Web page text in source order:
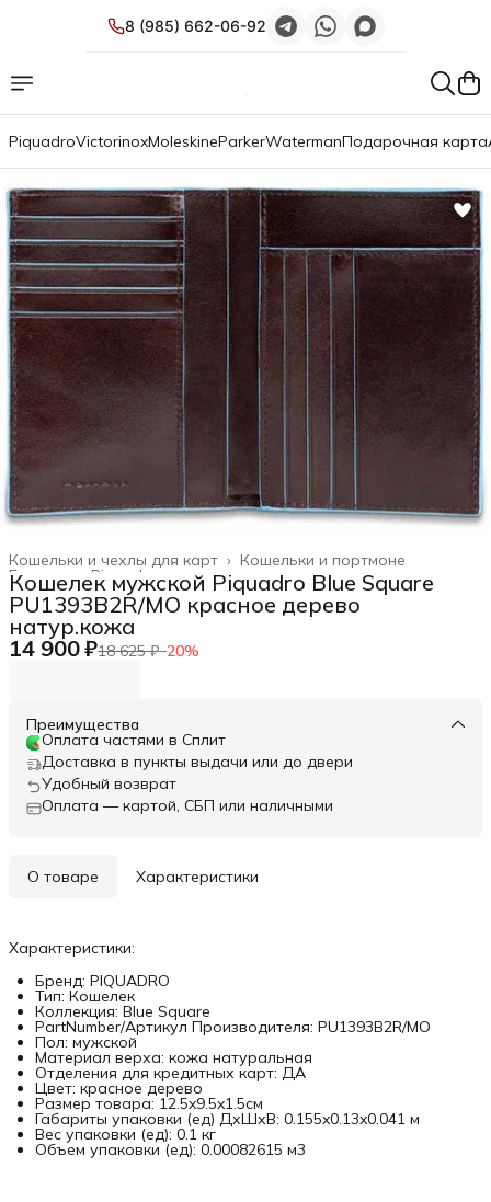
8 (985) 662-06-92
PiquadroVictorinoxMoleskineParkerWatermanПодарочная карта
Кошельки и портмоне
Кошельки и чехлы для карт ›
Piquadro ›
Главная ›
Кошелек мужской Piquadro Blue Square
PU1393B2R/MO красное дерево
натур.кожа
14 900 ₽18 625 ₽−20%
Преимущества
Оплата частями в Сплит
Доставка в пункты выдачи или до двери
Удобный возврат
Оплата — картой, СБП или наличными
О товаре Характеристики
Характеристики:
Бренд: PIQUADRO
Тип: Кошелек
Коллекция: Blue Square
PartNumber/Артикул Производителя: PU1393B2R/MO
Пол: мужской
Материал верха: кожа натуральная
Отделения для кредитных карт: ДА
Цвет: красное дерево
Размер товара: 12.5x9.5x1.5см
Габариты упаковки (ед) ДхШхВ: 0.155x0.13x0.041 м
Вес упаковки (ед): 0.1 кг
Объем упаковки (ед): 0.00082615 м3